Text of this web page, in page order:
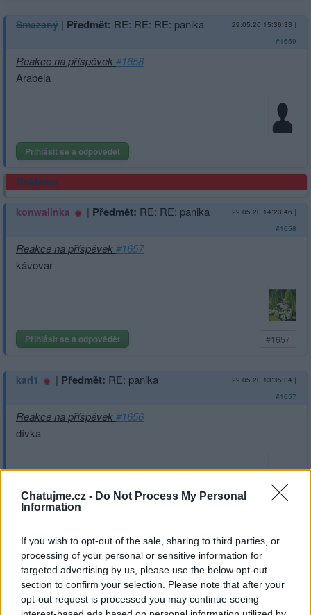
Chatujme.cz - Do Not Process My Personal
Information
If you wish to opt-out of the sale, sharing to third parties, or
processing of your personal or sensitive information for
targeted advertising by us, please use the below opt-out
section to confirm your selection. Please note that after your
opt-out request is processed you may continue seeing
Smazaný | Předmět: RE: RE: RE: panika 29.05.20 15:36:33 |
#1659
Reakce na příspěvek#1658
Arabela
Přihlásit se a odpovědět
Reklama
konwalinka | Předmět: RE: RE: panika 29.05.20 14:23:46 |
#1658
Reakce na příspěvek#1657
kávovar
Přihlásit se a odpovědět #1657
karl1 | Předmět: RE: panika 29.05.20 13:35:04 |
#1657
Reakce na příspěvek#1656
dívka
Přihlásit se a odpovědět
Smazaný| Předmět: panika 29.05.20 12:44:26
kapradi